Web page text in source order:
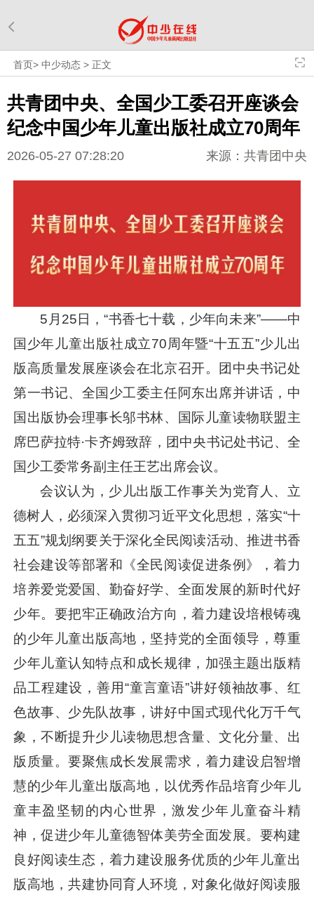
首页>中少动态 > 正文
共青团中央、全国少工委召开座谈会
纪念中国少年儿童出版社成立70周年
2026-05-27 07:28:20 来源：共青团中央
5月25日，“书香七十载，少年向未来”——中
国少年儿童出版社成立70周年暨“十五五”少儿出
版高质量发展座谈会在北京召开。团中央书记处
第一书记、全国少工委主任阿东出席并讲话，中
国出版协会理事长邬书林、国际儿童读物联盟主
席巴萨拉特·卡齐姆致辞，团中央书记处书记、全
国少工委常务副主任王艺出席会议。
会议认为，少儿出版工作事关为党育人、立
德树人，必须深入贯彻习近平文化思想，落实“十
五五”规划纲要关于深化全民阅读活动、推进书香
社会建设等部署和《全民阅读促进条例》，着力
培养爱党爱国、勤奋好学、全面发展的新时代好
少年。要把牢正确政治方向，着力建设培根铸魂
的少年儿童出版高地，坚持党的全面领导，尊重
少年儿童认知特点和成长规律，加强主题出版精
品工程建设，善用“童言童语”讲好领袖故事、红
色故事、少先队故事，讲好中国式现代化万千气
象，不断提升少儿读物思想含量、文化分量、出
版质量。要聚焦成长发展需求，着力建设启智增
慧的少年儿童出版高地，以优秀作品培育少年儿
童丰盈坚韧的内心世界，激发少年儿童奋斗精
神，促进少年儿童德智体美劳全面发展。要构建
良好阅读生态，着力建设服务优质的少年儿童出
版高地，共建协同育人环境，对象化做好阅读服